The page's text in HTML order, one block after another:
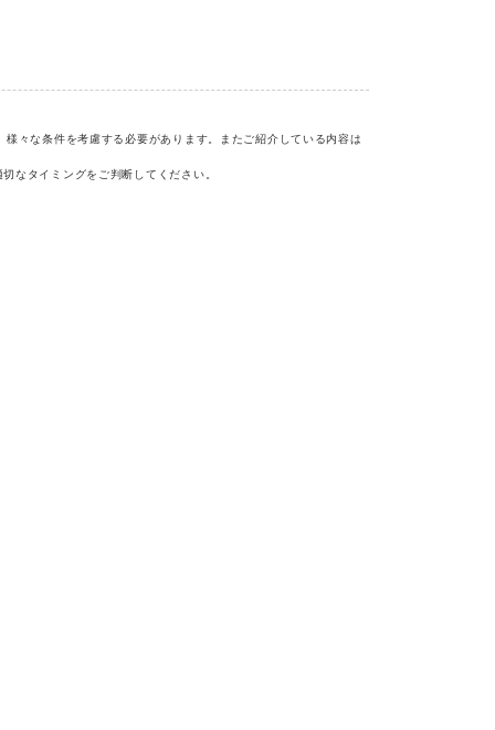
々な条件を考慮する必要があります。またご紹介している内容は
なタイミングをご判断してください。